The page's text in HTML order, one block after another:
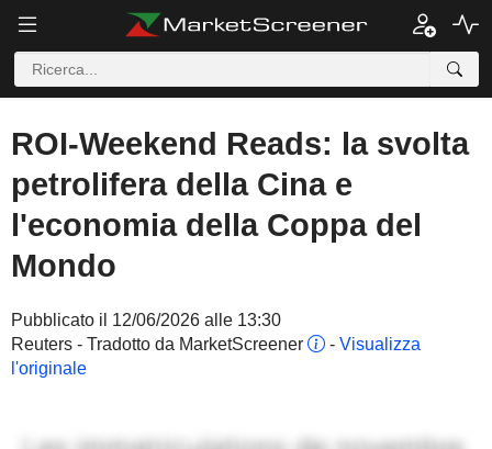
ROI-Weekend Reads: la svolta
petrolifera della Cina e
l'economia della Coppa del
Mondo
Pubblicato il 12/06/2026 alle 13:30
Reuters - Tradotto da MarketScreener
- Visualizza
l'originale